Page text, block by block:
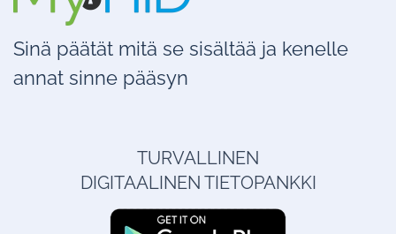
Sinä päätät mitä se sisältää ja kenelle
annat sinne pääsyn
TURVALLINEN
DIGITAALINEN TIETOPANKKI